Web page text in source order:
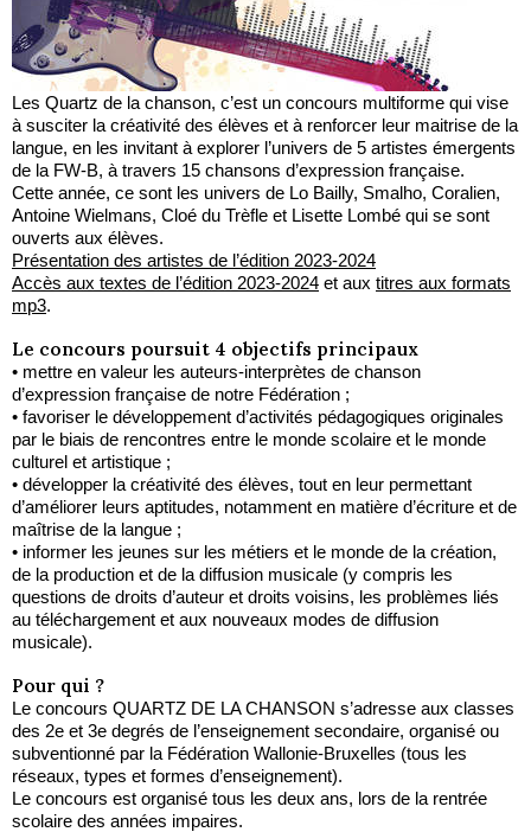
Les Quartz de la chanson, c’est un concours multiforme qui vise
à susciter la créativité des élèves et à renforcer leur maitrise de la
langue, en les invitant à explorer l’univers de 5 artistes émergents
de la FW-B, à travers 15 chansons d’expression française.
Cette année, ce sont les univers de Lo Bailly, Smalho, Coralien,
Antoine Wielmans, Cloé du Trèfle et Lisette Lombé qui se sont
ouverts aux élèves.
Présentation des artistes de l’édition 2023-2024
Accès aux textes de l’édition 2023-2024 et aux titres aux formats
mp3.
Le concours poursuit 4 objectifs principaux
• mettre en valeur les auteurs-interprètes de chanson
d’expression française de notre Fédération ;
• favoriser le développement d’activités pédagogiques originales
par le biais de rencontres entre le monde scolaire et le monde
culturel et artistique ;
• développer la créativité des élèves, tout en leur permettant
d’améliorer leurs aptitudes, notamment en matière d’écriture et de
maîtrise de la langue ;
• informer les jeunes sur les métiers et le monde de la création,
de la production et de la diffusion musicale (y compris les
questions de droits d’auteur et droits voisins, les problèmes liés
au téléchargement et aux nouveaux modes de diffusion
musicale).
Pour qui ?
Le concours QUARTZ DE LA CHANSON s’adresse aux classes
des 2e et 3e degrés de l’enseignement secondaire, organisé ou
subventionné par la Fédération Wallonie-Bruxelles (tous les
réseaux, types et formes d’enseignement).
Le concours est organisé tous les deux ans, lors de la rentrée
scolaire des années impaires.